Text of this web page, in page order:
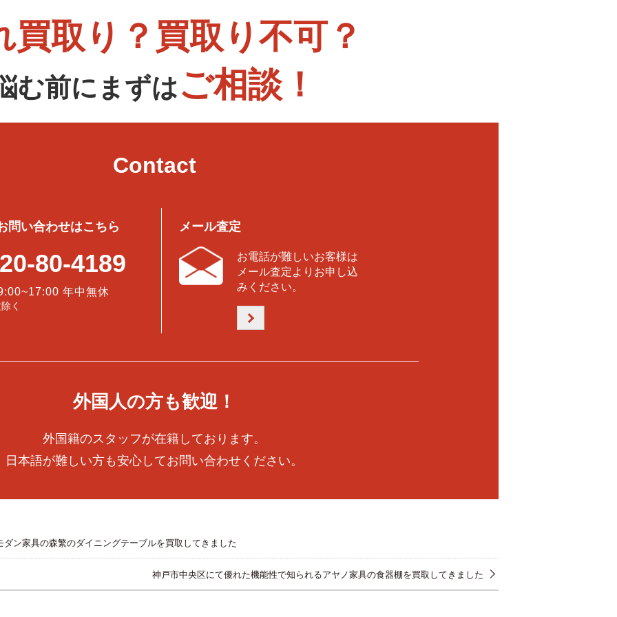
買取り？買取り不可？
む前にまずはご相談！
Contact
問い合わせはこちら
80-4189
年中無休
く
メール査定
お電話が難しいお客様は
メール査定よりお申し込
みください。
外国人の方も歓迎！
外国籍のスタッフが在籍しております。
日本語が難しい方も安心してお問い合わせください。
ン家具の森繁のダイニングテーブルを買取してきました
神戸市中央区にて優れた機能性で知られるアヤノ家具の食器棚を買取してきました